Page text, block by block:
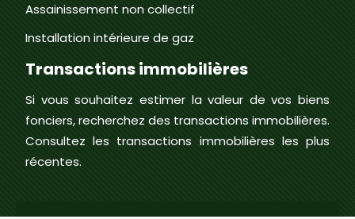
Assainissement non collectif
Installation intérieure de gaz
Transactions immobilières
Si vous souhaitez estimer la valeur de vos biens
fonciers, recherchez des transactions immobilières.
Consultez les transactions immobilières les plus
récentes.